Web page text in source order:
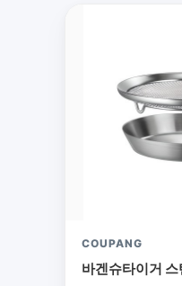
COUPANG
바겐슈타이거